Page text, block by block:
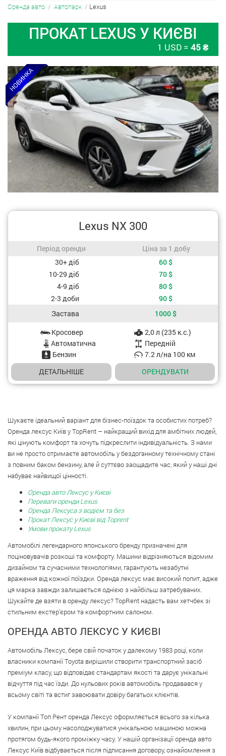
Оренда авто Автопарк Lexus
ПРОКАТ LEXUS У КИЄВІ
1 USD = 45 ₴
Lexus NX 300
Період оренди / Ціна за 1 добу
Період оренди
Ціна за 1 добу
Вартість, залежно від періоду оренди
30+ діб 60$
10-29 діб
70$
4-9 діб
80$
2-3 доби
90$
Застава
1000$
Характеристики авто
Кросовер
2,0 л (235 к.с.)
Aвтоматична
Передній
Бензин
7.2 л/на 100 км
ДЕТАЛЬНІШЕ
OРЕНДУВАТИ
Шукаєте ідеальний варіант для бізнес-поїздок та особистих потреб?
Оренда лексус Київ у TopRent – найкращий вихід для амбітних людей,
які цінують комфорт та хочуть підкреслити індивідуальність. З нами
ви не просто отримаєте автомобіль у бездоганному технічному стані
з повним баком бензину, але й суттєво заощадите час, який у наші дні
набуває найвищої цінності.
Оренда авто Лексус у Києві
Переваги оренди Lexus
Оренда Лексуса з водієм та без
Прокат Лексус у Києві від Toprent
Умови прокату Lexus
Автомобілі легендарного японського бренду призначені для
поціновувачів розкоші та комфорту. Машини відрізняються відомим
дизайном та сучасними технологіями, гарантують незабутні
враження від кожної поїздки. Оренда лексус має високий попит, адже
ця марка завжди залишається однією з найбільш затребуваних.
Шукайте де взяти в оренду лексус? TopRent надасть вам хетчбек зі
стильним екстер’єром та комфортним салоном.
ОРЕНДА АВТО ЛЕКСУС У КИЄВІ
Автомобіль Лексус, бере свій початок у далекому 1983 році, коли
власники компанії Toyota вирішили створити транспортний засіб
преміум класу, що відповідає стандартам якості та дарує унікальні
відчуття під час їзди. До нульових років автомобіль продавався у
всьому світі та встиг завоювати довіру багатьох клієнтів.
У компанії Топ Рент оренда Лексус оформляється всього за кілька
хвилин, при цьому насолоджуватися унікальною машиною можна
протягом будь-якого проміжку часу. У нашій організації оренда авто
Лексус Київ відбувається після підписання договору, ознайомлення з